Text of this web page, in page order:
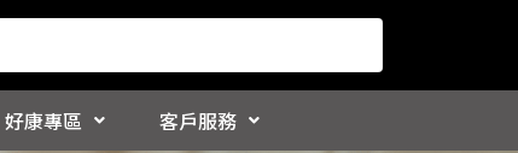
好康專區 客戶服務